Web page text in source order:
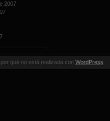
2007
qué no está realizada con WordPress